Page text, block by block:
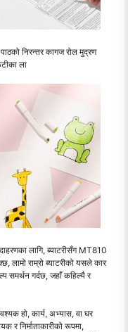
निरन्तर कागज रोल मुद्रण
ला
लागि, ब्याटरीसँग MT810
लामो राम्रो ब्याटरीको यसले कार
समर्थन गर्दछ, जहाँ कहिल्यै र
हो, कार्य, अभ्यास, वा घर
र निर्माताकारीको रूपमा,